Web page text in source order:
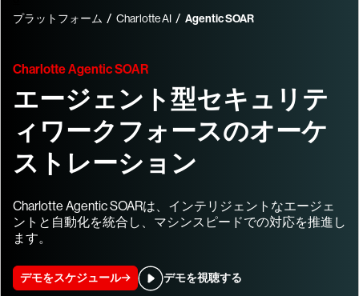
プラットフォーム Charlotte AI Agentic SOAR
Charlotte Agentic SOAR
エージェント型セキュリテ
ィワークフォースのオーケ
ストレーション
Charlotte Agentic SOARは、インテリジェントなエージェ
ントと自動化を統合し、マシンスピードでの対応を推進し
ます。
デモをスケジュール デモを視聴する